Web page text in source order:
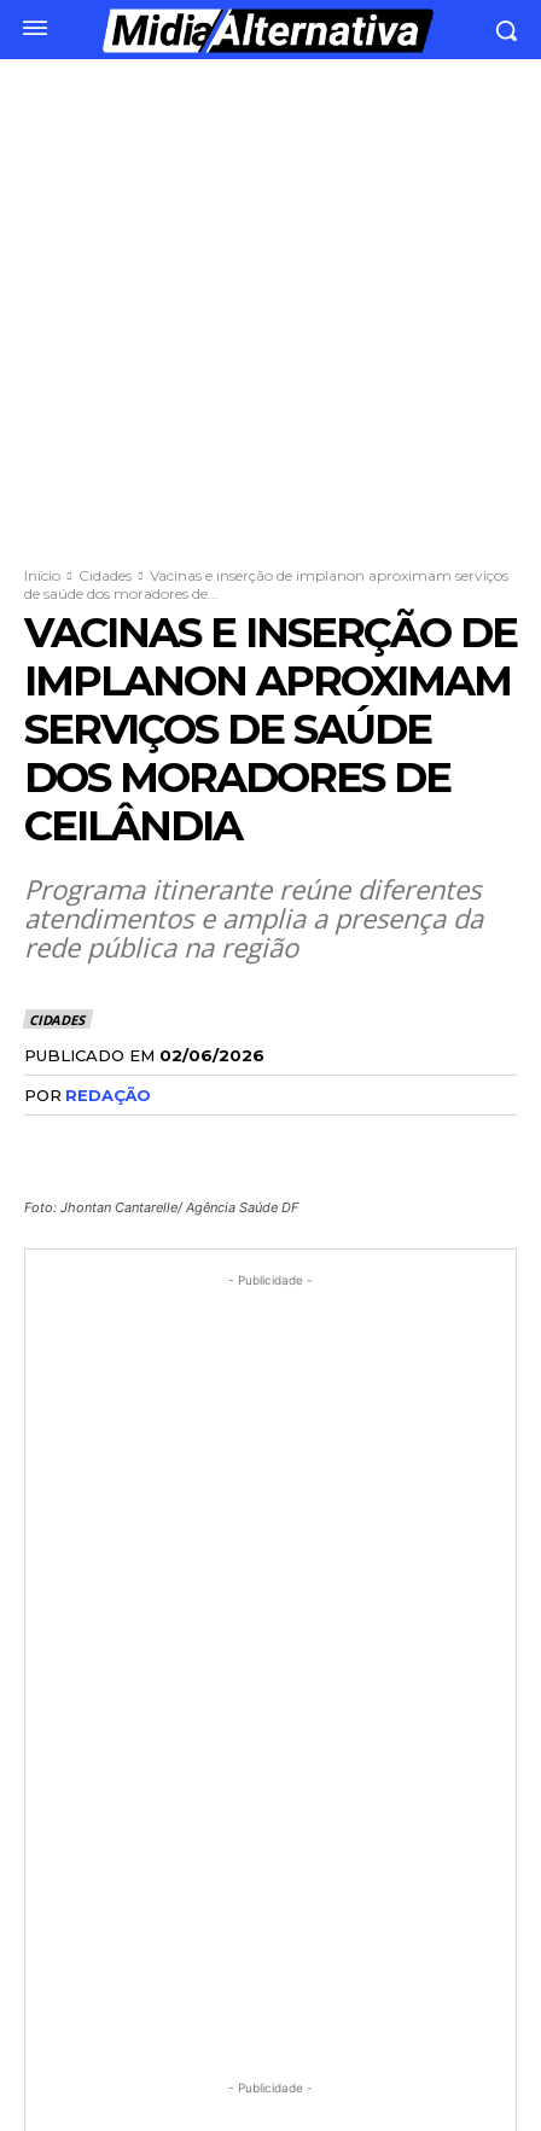
Início Cidades
Vacinas e inserção de implanon aproximam serviços
de saúde dos moradores de...
VACINAS E INSERÇÃO DE
IMPLANON APROXIMAM
SERVIÇOS DE SAÚDE
DOS MORADORES DE
CEILÂNDIA
Programa itinerante reúne diferentes
atendimentos e amplia a presença da
rede pública na região
CIDADES
PUBLICADO EM 02/06/2026
POR REDAÇÃO
Foto: Jhontan Cantarelle/ Agência Saúde DF
- Publicidade -
- Publicidade -